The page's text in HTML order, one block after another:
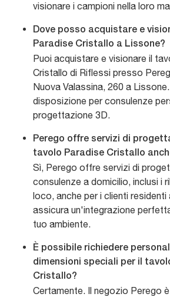
visionare i campioni nella loro
Dove posso acquistare e
Paradise Cristallo a Lissone?
Puoi acquistare e visionare il
Cristallo di Riflessi presso
Nuova Valassina, 260 a
disposizione per consulenze
progettazione 3D.
Perego offre servizi di
tavolo Paradise Cristallo
Sì, Perego offre servizi di
consulenze a domicilio, inclusi i
loco, anche per i clienti
assicura un'integrazione
tuo ambiente.
È possibile richiedere
dimensioni speciali per il
Cristallo?
Certamente. Il negozio Perego